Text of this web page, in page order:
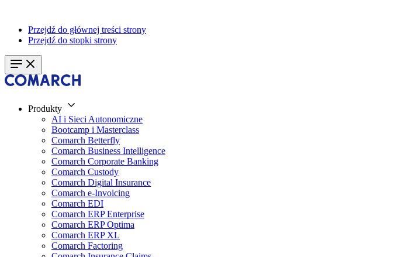
Przejdź do głównej treści strony
Przejdź do stopki strony
Produkty
AI i Sieci Autonomiczne
Bootcamp i Masterclass
Comarch Betterfly
Comarch Business Intelligence
Comarch Corporate Banking
Comarch Custody
Comarch Digital Insurance
Comarch e-Invoicing
Comarch EDI
Comarch ERP Enterprise
Comarch ERP Optima
Comarch ERP XL
Comarch Factoring